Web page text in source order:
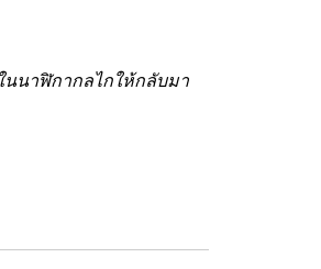
นนาฬิกากลไกให้กลับมา